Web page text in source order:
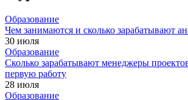
Образование
Чем занимаются и сколько зарабатывают
30 июля
Образование
Сколько зарабатывают менеджеры
первую работу
28 июля
Образование